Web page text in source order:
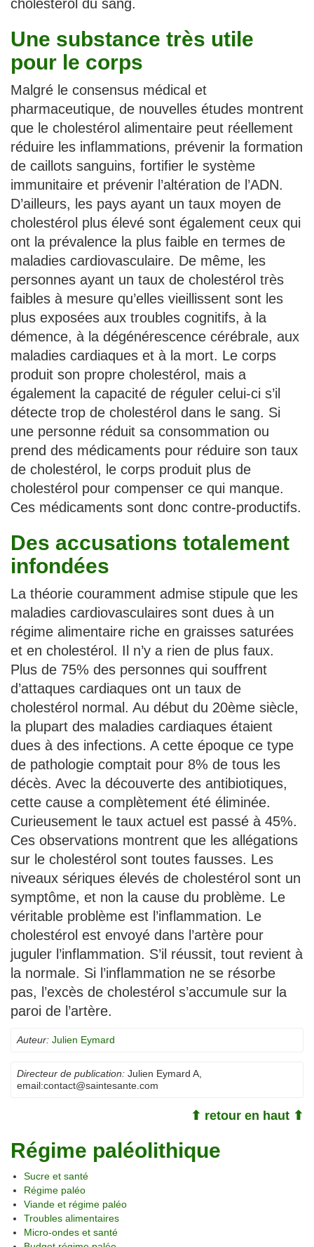
cholestérol du sang.
Une substance très utile
pour le corps
Malgré le consensus médical et
pharmaceutique, de nouvelles études montrent
que le cholestérol alimentaire peut réellement
réduire les inflammations, prévenir la formation
de caillots sanguins, fortifier le système
immunitaire et prévenir l’altération de l’ADN.
D’ailleurs, les pays ayant un taux moyen de
cholestérol plus élevé sont également ceux qui
ont la prévalence la plus faible en termes de
maladies cardiovasculaire. De même, les
personnes ayant un taux de cholestérol très
faibles à mesure qu’elles vieillissent sont les
plus exposées aux troubles cognitifs, à la
démence, à la dégénérescence cérébrale, aux
maladies cardiaques et à la mort. Le corps
produit son propre cholestérol, mais a
également la capacité de réguler celui-ci s’il
détecte trop de cholestérol dans le sang. Si
une personne réduit sa consommation ou
prend des médicaments pour réduire son taux
de cholestérol, le corps produit plus de
cholestérol pour compenser ce qui manque.
Ces médicaments sont donc contre-productifs.
Des accusations totalement
infondées
La théorie couramment admise stipule que les
maladies cardiovasculaires sont dues à un
régime alimentaire riche en graisses saturées
et en cholestérol. Il n’y a rien de plus faux.
Plus de 75% des personnes qui souffrent
d’attaques cardiaques ont un taux de
cholestérol normal. Au début du 20ème siècle,
la plupart des maladies cardiaques étaient
dues à des infections. A cette époque ce type
de pathologie comptait pour 8% de tous les
décès. Avec la découverte des antibiotiques,
cette cause a complètement été éliminée.
Curieusement le taux actuel est passé à 45%.
Ces observations montrent que les allégations
sur le cholestérol sont toutes fausses. Les
niveaux sériques élevés de cholestérol sont un
symptôme, et non la cause du problème. Le
véritable problème est l’inflammation. Le
cholestérol est envoyé dans l’artère pour
juguler l’inflammation. S’il réussit, tout revient à
la normale. Si l’inflammation ne se résorbe
pas, l’excès de cholestérol s’accumule sur la
paroi de l’artère.
Auteur: Julien Eymard
Directeur de publication: Julien Eymard A
email:contact@saintesante.com
⬆ retour en haut ⬆
Régime paléolithique
Sucre et santé
Régime paléo
Viande et régime paléo
Troubles alimentaires
Micro-ondes et santé